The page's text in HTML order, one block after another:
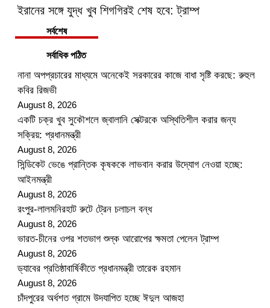
ইরানের সঙ্গে যুদ্ধ খুব শিগগিরই শেষ হবে: ট্রাম্প
সর্বশেষ
সর্বাধিক পঠিত
নানা অপপ্রচারের মাধ্যমে অনেকেই সরকারের কাজে বাধা সৃষ্টি করছে: রুহুল
কবির রিজভী
August 8, 2026
একটি চক্র খুব সুকৌশলে জ্বালানি সেক্টরকে অস্থিতিশীল করার জন্য
সক্রিয়: প্রধানমন্ত্রী
August 8, 2026
সিন্ডিকেট ভেঙে প্রান্তিক কৃষককে লাভবান করার উদ্যোগ নেওয়া হচ্ছে:
আইনমন্ত্রী
August 8, 2026
রংপুর-লালমনিরহাট রুটে ট্রেন চলাচল বন্ধ
August 8, 2026
ভারত-চীনের ওপর শতভাগ শুল্ক আরোপের ক্ষমতা পেলেন ট্রাম্প
August 8, 2026
ড্যাবের প্রতিষ্ঠাবার্ষিকীতে প্রধানমন্ত্রী তারেক রহমান
August 8, 2026
চাঁদপুরের অর্ধশত গ্রামে উদযাপিত হচ্ছে ঈদুল আজহা